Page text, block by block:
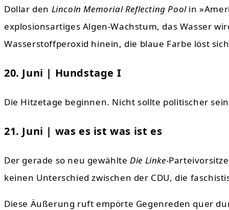
Dollar den Lincoln Memorial Reflecting Poolin
explosionsartiges Algen-Wachstum, das Wasser
Wasserstoffperoxid hinein, die blaue Farbe löst
20. Juni | Hundstage I
Die Hitzetage beginnen. Nicht sollte politischer
21. Juni | was es ist was ist es
Der gerade so neu gewählteDie Linke-
keinen Unterschied zwischen der CDU, die
Diese Äußerung ruft empörte Gegenreden quer